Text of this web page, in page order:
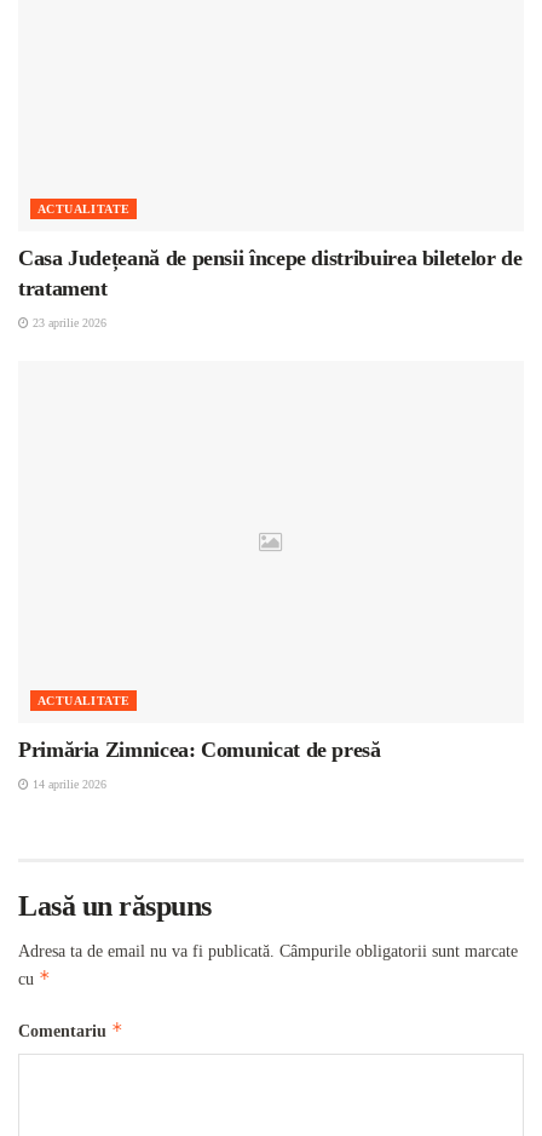
ACTUALITATE
Casa Județeană de pensii începe distribuirea biletelor de
tratament
23 aprilie 2026
ACTUALITATE
Primăria Zimnicea: Comunicat de presă
14 aprilie 2026
Lasă un răspuns
Adresa ta de email nu va fi publicată. Câmpurile obligatorii sunt marcate
cu *
Comentariu *